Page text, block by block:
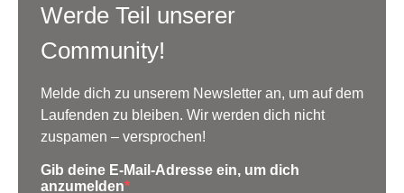
Werde Teil unserer
Community!
Melde dich zu unserem Newsletter an, um auf dem
Laufenden zu bleiben. Wir werden dich nicht
zuspamen – versprochen!
Gib deine E-Mail-Adresse ein, um dich
anzumelden